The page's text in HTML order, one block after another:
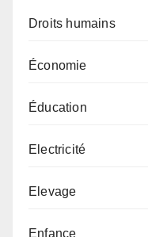
Droits humains
Économie
Éducation
Electricité
Elevage
Enfance